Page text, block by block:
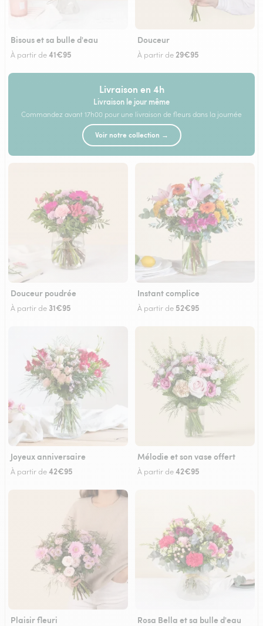
Bisous et sa bulle d'eau
À partir de41€95
Douceur
À partir de29€95
Livraison en 4h
Livraison le jour même
Commandez avant 17h00 pour une livraison de fleurs dans la journée
Voir notre collection →
Douceur poudrée
À partir de 31€95
Instant complice
À partir de 52€95
Joyeux anniversaire
À partir de42€95
Mélodie et son vase offert
À partir de42€95
Plaisir fleuri Rosa Bella et sa bulle d'eau